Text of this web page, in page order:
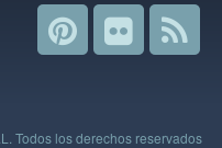
Todos los derechos reservados